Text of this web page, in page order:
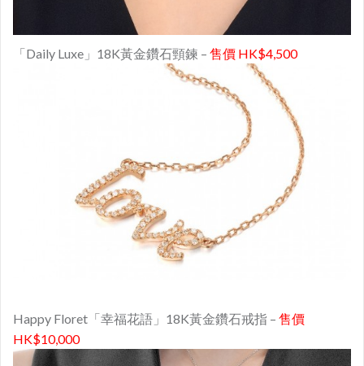
「Daily Luxe」18K黃金鑽石頸鍊 – 售價 HK$4,500
Happy Floret「幸福花語」18K黃金鑽石戒指 – 售價
HK$10,000